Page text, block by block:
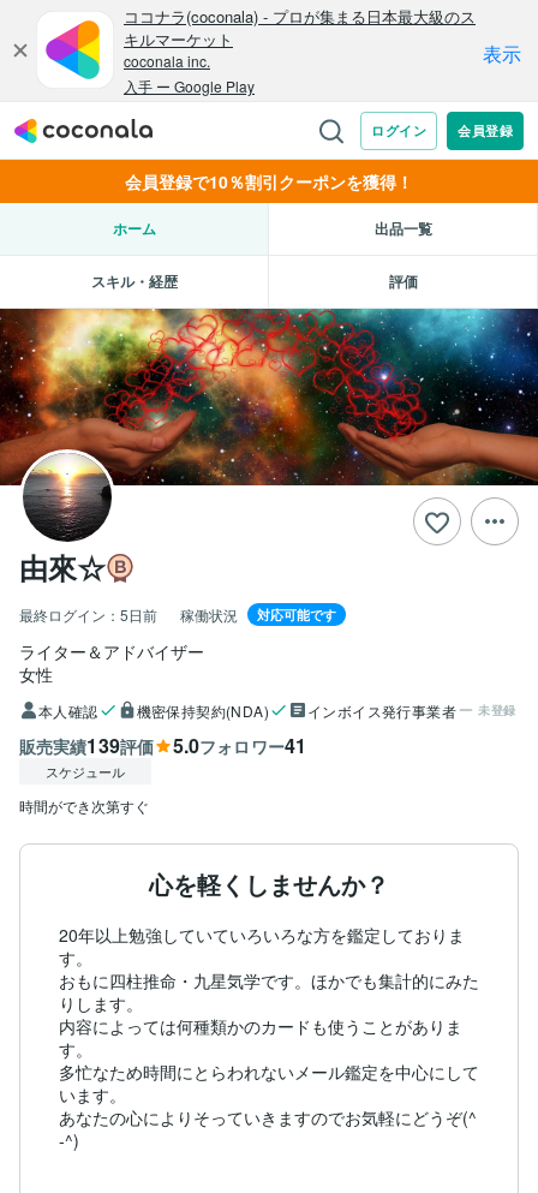
会員登録で10％割引クーポンを獲得！
ホーム 出品一覧
スキル・経歴 評価
由來☆
最終ログイン： 5日前 稼働状況 対応可能です
ライター＆アドバイザー
女性
本人確認 機密保持契約(NDA) インボイス発行事業者 未登録
販売実績139評価 5.0フォロワー41
スケジュール
時間ができ次第すぐ
心を軽くしませんか？
20年以上勉強していていろいろな方を鑑定しておりま
す。
おもに四柱推命・九星気学です。ほかでも集計的にみた
りします。
内容によっては何種類かのカードも使うことがありま
す。
多忙なため時間にとらわれないメール鑑定を中心にして
います。
あなたの心によりそっていきますのでお気軽にどうぞ(^
-^)